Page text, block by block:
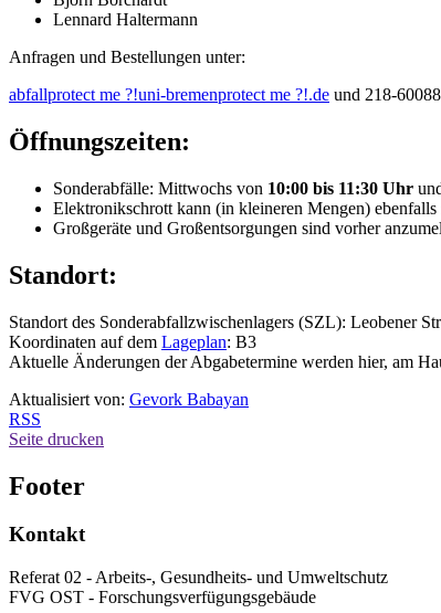
Lennard Haltermann
Anfragen und Bestellungen unter:
abfallprotect me ?!uni-bremenprotect me ?!.de und 218-
Öffnungszeiten:
Sonderabfälle: Mittwochs von 10:00 bis 11:30 Uhr
Elektronikschrott kann (in kleineren Mengen) ebenfalls
Großgeräte und Großentsorgungen sind vorher
Standort:
Standort des Sonderabfallzwischenlagers (SZL): Leobener
Koordinaten auf dem Lageplan: B3
Aktuelle Änderungen der Abgabetermine werden hier, am
Aktualisiert von: Gevork Babayan
RSS
Seite drucken
Footer
Kontakt
Referat 02 - Arbeits-, Gesundheits- und Umweltschutz
FVG OST - Forschungsverfügungsgebäude